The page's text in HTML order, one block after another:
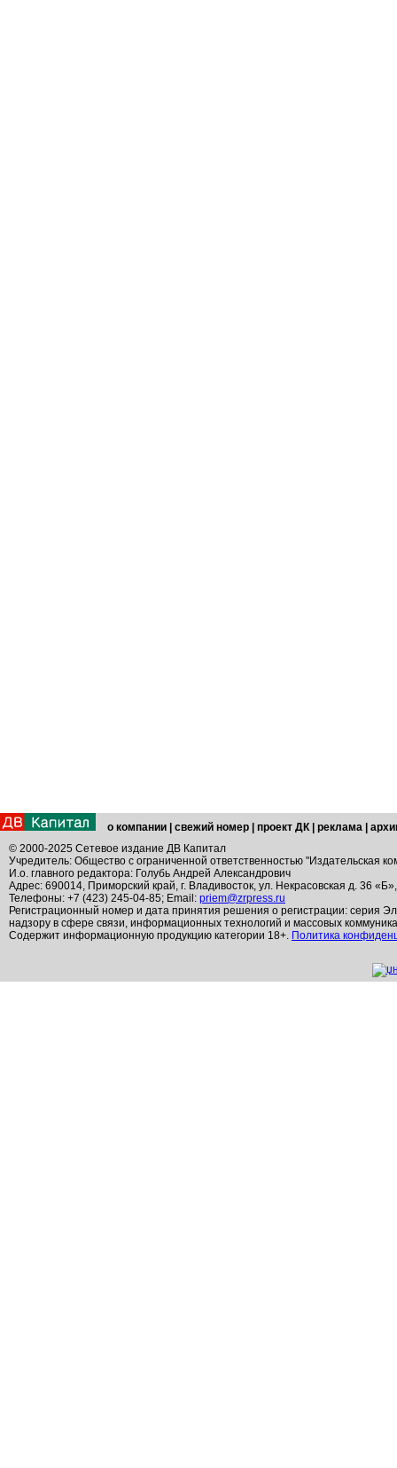
о компании свежий номер проект ДК реклама
© 2000-2025 Сетевое издание ДВ Капитал
Учредитель: Общество с ограниченной ответственностью "Издательская
И.о. главного редактора: Голубь Андрей Александрович
Адрес: 690014, Приморский край, г. Владивосток, ул. Некрасовская д. 36
Телефоны: +7 (423) 245-04-85; Email: priem@zrpress.ru
Регистрационный номер и дата принятия решения о регистрации: серия
надзору в сфере связи, информационных технологий и массовых
Содержит информационную продукцию категории 18+. Политика